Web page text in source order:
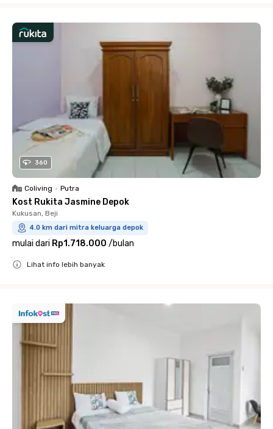
360
Coliving • Putra
Kost Rukita Jasmine Depok
Kukusan, Beji
4.0 km dari mitra keluarga depok
mulai dari Rp1.718.000 /bulan
Lihat info lebih banyak